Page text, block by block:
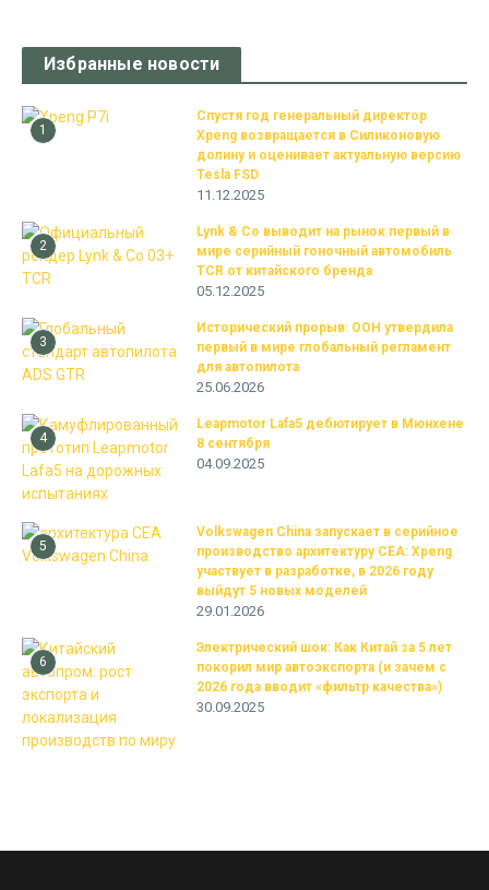
Избранные новости
1
Спустя год генеральный директор
Xpeng возвращается в Силиконовую
долину и оценивает актуальную версию
Tesla FSD
11.12.2025
2
Lynk & Co выводит на рынок первый в
мире серийный гоночный автомобиль
TCR от китайского бренда
05.12.2025
3
Исторический прорыв: ООН утвердила
первый в мире глобальный регламент
для автопилота
25.06.2026
4
Leapmotor Lafa5 дебютирует в Мюнхене
8 сентября
04.09.2025
5
Volkswagen China запускает в серийное
производство архитектуру CEA: Xpeng
участвует в разработке, в 2026 году
выйдут 5 новых моделей
29.01.2026
6
Электрический шок: Как Китай за 5 лет
покорил мир автоэкспорта (и зачем с
2026 года вводит «фильтр качества»)
30.09.2025